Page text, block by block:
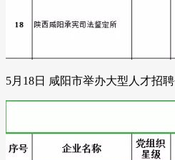
5月18日 咸阳市举办大型人才招